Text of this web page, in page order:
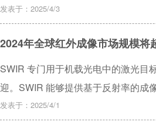
和2条10.5代LCD产线。
发表于：2025/4/3
2024年全球红外成像市场规模将
SWIR 专门用于机载光电中的激光目
迎。SWIR 能够提供基于反射率的成
值。
发表于：2025/4/1